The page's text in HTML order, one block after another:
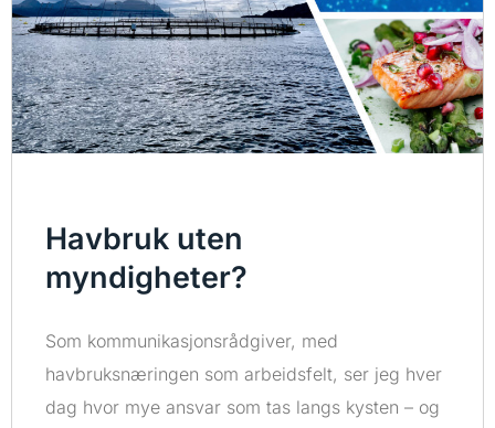
Havbruk uten
myndigheter?
Som kommunikasjonsrådgiver, med
havbruksnæringen som arbeidsfelt, ser jeg hver
dag hvor mye ansvar som tas langs kysten – og